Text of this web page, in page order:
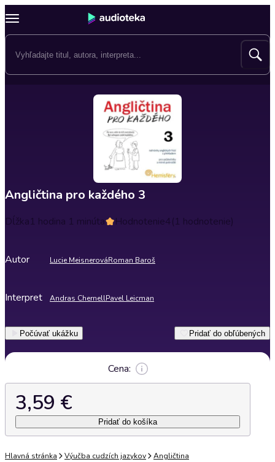
Angličtina pro každého 3
Dĺžka1 hodina 1 minúta Hodnotenie4(1 hodnotenie)
Autor Lucie MeisnerováRoman Baroš
Interpret Andras ChernellPavel Leicman
Počúvať ukážku Pridať do obľúbených
Cena:
3,59 €
Pridať do košíka
Hlavná stránka Výučba cudzích jazykov Angličtina